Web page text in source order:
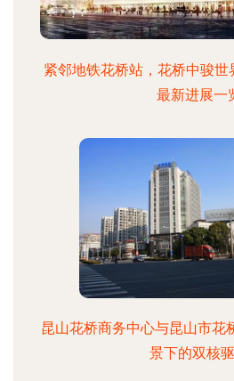
紧邻地铁花桥站，花桥中骏世
最新进展一
昆山花桥商务中心与昆山市花
景下的双核